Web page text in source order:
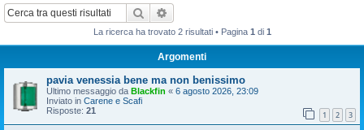
Cerca
La ricerca ha trovato 2 risultati • Pagina 1 di 1
Argomenti
pavia venessia bene ma non benissimo
Ultimo messaggio da Blackfin « 6 agosto 2026, 23:09
Inviato in Carene e Scafi
Risposte: 21 1 2 3